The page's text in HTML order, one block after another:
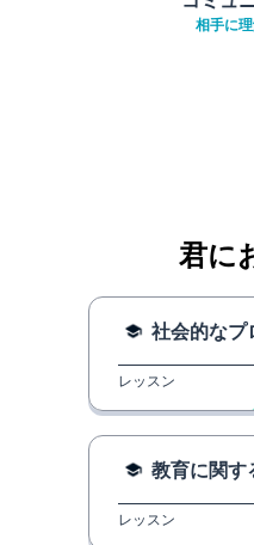
相手に
君に
社会的なプ
レッスン
教育に関す
レッスン